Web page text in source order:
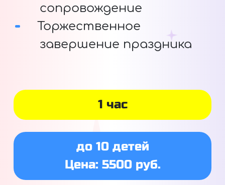
сопровождение
Торжественное
завершение праздника
1 час
до 10 детей
Цена: 5500 руб.